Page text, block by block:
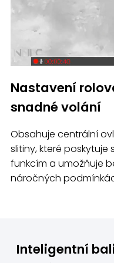
Nastavení
snadné volání
Obsahuje centrální
slitiny, které
funkcím a umožňuje
náročných
Inteligentní